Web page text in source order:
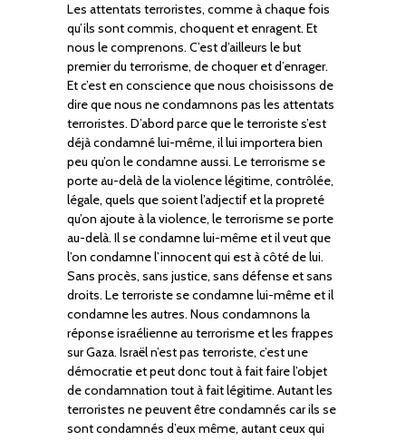
Les attentats terroristes, comme à chaque fois
qu’ils sont commis, choquent et enragent. Et
nous le comprenons. C’est d’ailleurs le but
premier du terrorisme, de choquer et d’enrager.
Et c’est en conscience que nous choisissons de
dire que nous ne condamnons pas les attentats
terroristes. D’abord parce que le terroriste s’est
déjà condamné lui-même, il lui importera bien
peu qu’on le condamne aussi. Le terrorisme se
porte au-delà de la violence légitime, contrôlée,
légale, quels que soient l’adjectif et la propreté
qu’on ajoute à la violence, le terrorisme se porte
au-delà. Il se condamne lui-même et il veut que
l’on condamne l’innocent qui est à côté de lui.
Sans procès, sans justice, sans défense et sans
droits. Le terroriste se condamne lui-même et il
condamne les autres. Nous condamnons la
réponse israélienne au terrorisme et les frappes
sur Gaza. Israël n’est pas terroriste, c’est une
démocratie et peut donc tout à fait faire l’objet
de condamnation tout à fait légitime. Autant les
terroristes ne peuvent être condamnés car ils se
sont condamnés d’eux même, autant ceux qui